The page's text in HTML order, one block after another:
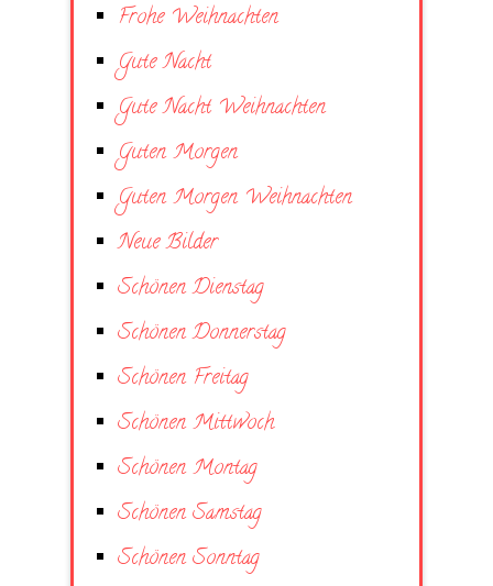
Frohe Weihnachten
Gute Nacht
Gute Nacht Weihnachten
Guten Morgen
Guten Morgen Weihnachten
Neue Bilder
Schönen Dienstag
Schönen Donnerstag
Schönen Freitag
Schönen Mittwoch
Schönen Montag
Schönen Samstag
Schönen Sonntag